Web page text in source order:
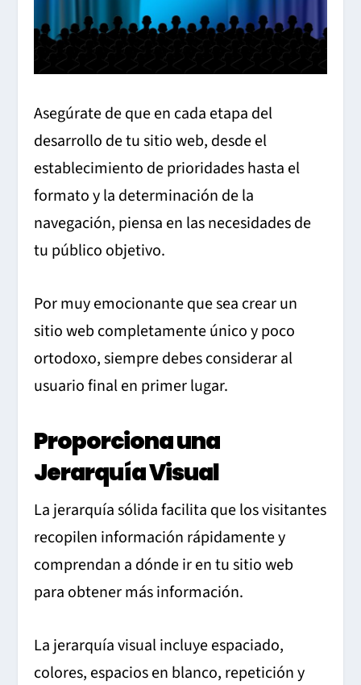
Asegúrate de que en cada etapa del
desarrollo de tu sitio web, desde el
establecimiento de prioridades hasta el
formato y la determinación de la
navegación, piensa en las necesidades de
tu público objetivo.
Por muy emocionante que sea crear un
sitio web completamente único y poco
ortodoxo, siempre debes considerar al
usuario final en primer lugar.
Proporciona una
Jerarquía Visual
La jerarquía sólida facilita que los visitantes
recopilen información rápidamente y
comprendan a dónde ir en tu sitio web
para obtener más información.
La jerarquía visual incluye espaciado,
colores, espacios en blanco, repetición y